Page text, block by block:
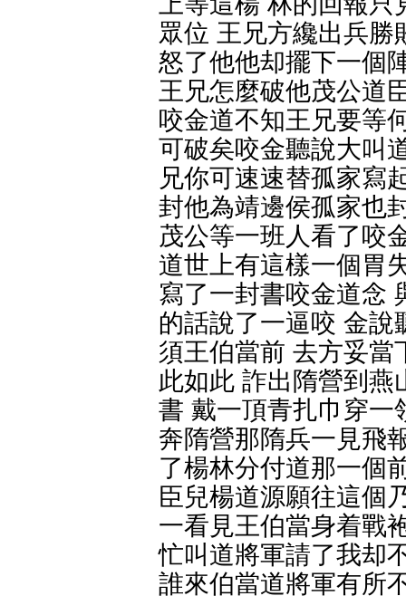
眾位 王兄方纔出兵勝
怒了他他却擺下一個
王兄怎麼破他茂公道
咬金道不知王兄要等
可破矣咬金聽說大叫
兄你可速速替孤家寫
封他為靖邊侯孤家也
茂公等一班人看了咬
道世上有這樣一個胃
寫了一封書咬金道念
的話說了一逼咬 金說
須王伯當前 去方妥當
此如此 詐出隋營到燕
書 戴一頂青扎巾穿一
奔隋營那隋兵一見飛
了楊林分付道那一個
臣兒楊道源願往這個
一看見王伯當身着戰
忙叫道將軍請了我却
誰來伯當道將軍有所